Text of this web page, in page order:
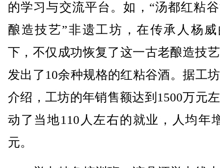
的学习与交流平台。如，“汤都红粘
酿造技艺”非遗工坊，在传承人杨
下，不仅成功恢复了这一古老酿造技
发出了10余种规格的红粘谷酒。据工
介绍，工坊的年销售额达到1500万元
动了当地110人左右的就业，人均年
元。